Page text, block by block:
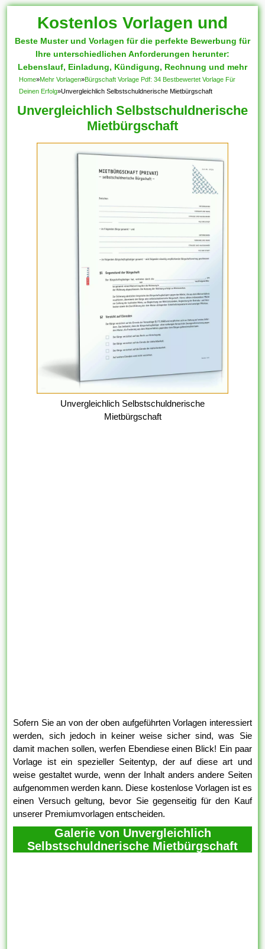
Kostenlos Vorlagen und
Muster
Beste Muster und Vorlagen für die perfekte Bewerbung für
Ihre unterschiedlichen Anforderungen herunter:
Lebenslauf, Einladung, Kündigung, Rechnung und mehr
Home»Mehr Vorlagen»Bürgschaft Vorlage Pdf: 34 Bestbewertet Vorlage Für
Deinen Erfolg»Unvergleichlich Selbstschuldnerische Mietbürgschaft
Unvergleichlich Selbstschuldnerische
Mietbürgschaft
Unvergleichlich Selbstschuldnerische
Mietbürgschaft
Sofern Sie an von der oben aufgeführten Vorlagen interessiert
werden, sich jedoch in keiner weise sicher sind, was Sie
damit machen sollen, werfen Ebendiese einen Blick! Ein paar
Vorlage ist ein spezieller Seitentyp, der auf diese art und
weise gestaltet wurde, wenn der Inhalt anders andere Seiten
aufgenommen werden kann. Diese kostenlose Vorlagen ist es
einen Versuch geltung, bevor Sie gegenseitig für den Kauf
unserer Premiumvorlagen entscheiden.
Galerie von Unvergleichlich
Selbstschuldnerische Mietbürgschaft